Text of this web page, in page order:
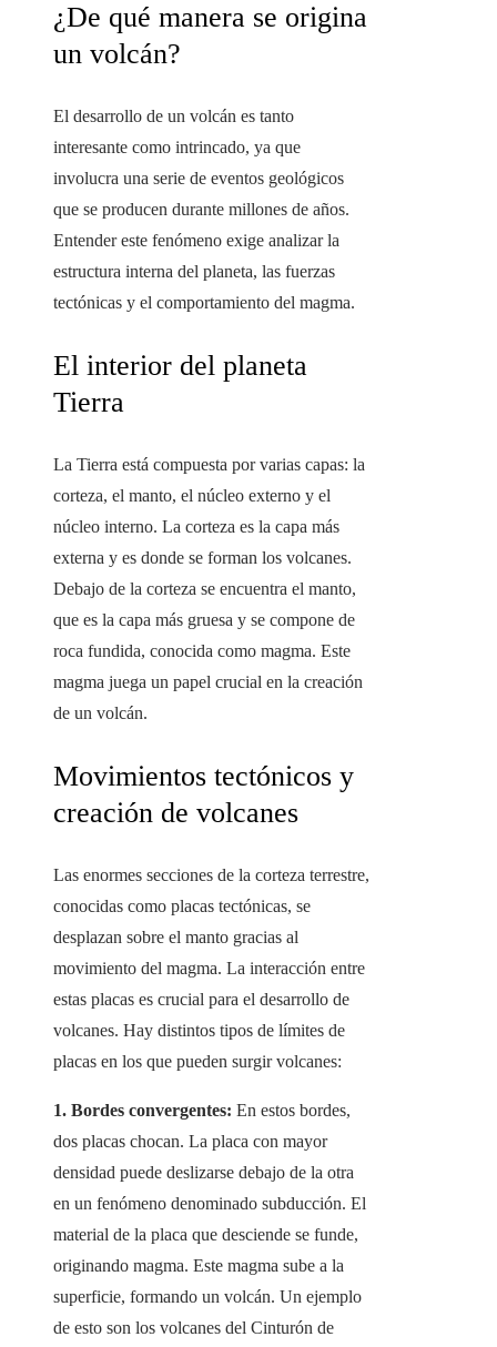
¿De qué manera se origina
un volcán?
El desarrollo de un volcán es tanto
interesante como intrincado, ya que
involucra una serie de eventos geológicos
que se producen durante millones de años.
Entender este fenómeno exige analizar la
estructura interna del planeta, las fuerzas
tectónicas y el comportamiento del magma.
El interior del planeta
Tierra
La Tierra está compuesta por varias capas: la
corteza, el manto, el núcleo externo y el
núcleo interno. La corteza es la capa más
externa y es donde se forman los volcanes.
Debajo de la corteza se encuentra el manto,
que es la capa más gruesa y se compone de
roca fundida, conocida como magma. Este
magma juega un papel crucial en la creación
de un volcán.
Movimientos tectónicos y
creación de volcanes
Las enormes secciones de la corteza terrestre,
conocidas como placas tectónicas, se
desplazan sobre el manto gracias al
movimiento del magma. La interacción entre
estas placas es crucial para el desarrollo de
volcanes. Hay distintos tipos de límites de
placas en los que pueden surgir volcanes:
1. Bordes convergentes: En estos bordes,
dos placas chocan. La placa con mayor
densidad puede deslizarse debajo de la otra
en un fenómeno denominado subducción. El
material de la placa que desciende se funde,
originando magma. Este magma sube a la
superficie, formando un volcán. Un ejemplo
de esto son los volcanes del Cinturón de